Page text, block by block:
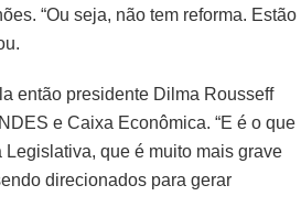
“Ou seja, não tem reforma. Estão
então presidente Dilma Rousseff
e Caixa Econômica. “E é o que
que é muito mais grave
direcionados para gerar